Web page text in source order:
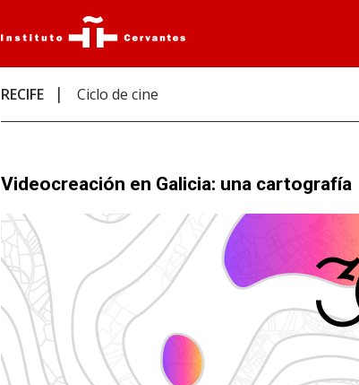
RECIFE Ciclo de cine
Videocreación en Galicia: una cartografía